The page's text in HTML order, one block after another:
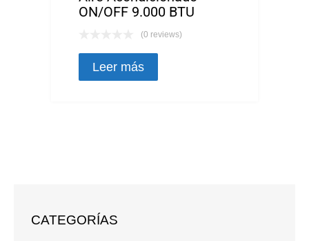
ON/OFF 9.000 BTU
(0 reviews)
Leer más
CATEGORÍAS